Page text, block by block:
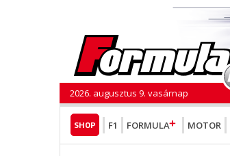
2026. augusztus 9. vasárnap
SHOP F1 FORMULA MOTOR